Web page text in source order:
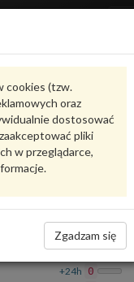
cookies (tzw.
oraz
dostosować
pliki
w przeglądarce,
Zgadzam się
Dostępność
Wrocław 0
+24h 0